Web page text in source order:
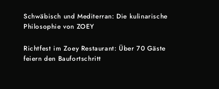
Schwäbisch und Mediterran: Die kulinarische
Philosophie von ZOEY
Richtfest im Zoey Restaurant: Über 70 Gäste
feiern den Baufortschritt